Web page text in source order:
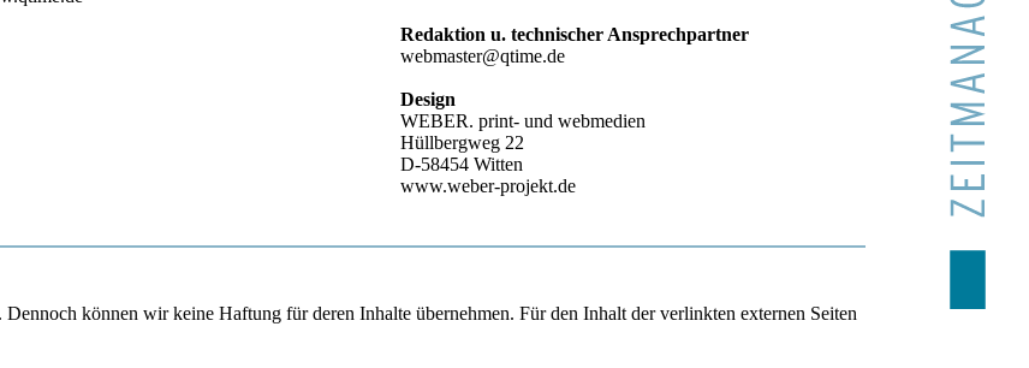
Redaktion u. technischer Ansprechpartner
webmaster@qtime.de
Design
WEBER. print- und webmedien
Hüllbergweg 22
D-58454 Witten
www.weber-projekt.de
können wir keine Haftung für deren Inhalte übernehmen. Für den Inhalt der verlinkten externen Seiten